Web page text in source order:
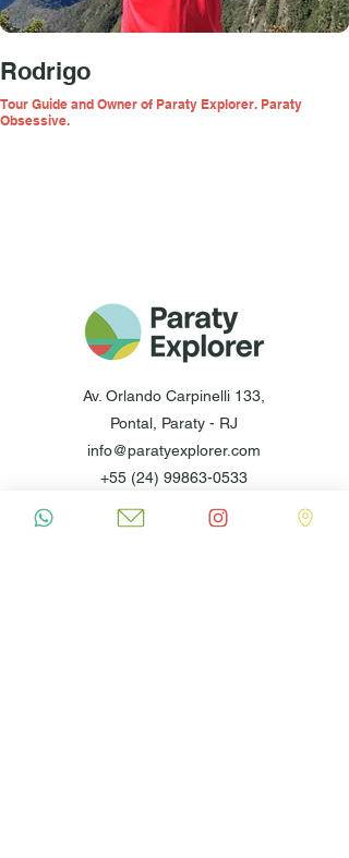
Rodrigo
Tour Guide and Owner of Paraty Explorer. Paraty
Obsessive.
Av. Orlando Carpinelli 133,
Pontal, Paraty - RJ
info@paratyexplorer.com
+55 (24) 99863-0533